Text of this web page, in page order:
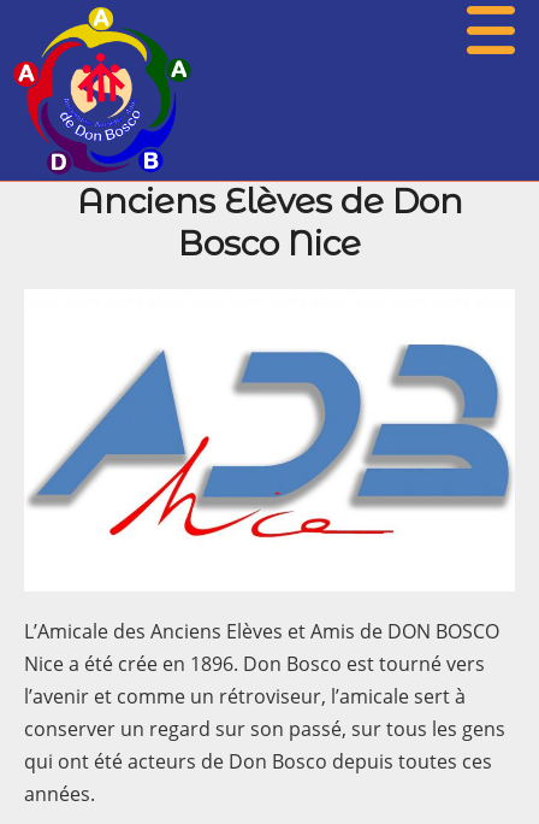
Présentation
Histoire
Archives
Anciens Elèves de Don
Bosco Nice
L’Amicale des Anciens Elèves et Amis de DON BOSCO
Nice a été crée en 1896. Don Bosco est tourné vers
l’avenir et comme un rétroviseur, l’amicale sert à
conserver un regard sur son passé, sur tous les gens
qui ont été acteurs de Don Bosco depuis toutes ces
années.